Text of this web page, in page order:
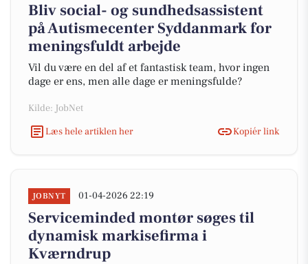
Bliv social- og sundhedsassistent
på Autismecenter Syddanmark for
meningsfuldt arbejde
Vil du være en del af et fantastisk team, hvor ingen
dage er ens, men alle dage er meningsfulde?
Kilde: JobNet
Læs hele artiklen her
Kopiér link
JOBNYT 01-04-2026 22:19
Serviceminded montør søges til
dynamisk markisefirma i
Kværndrup